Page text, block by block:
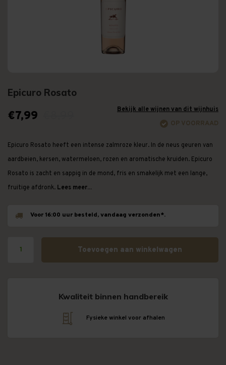
Epicuro Rosato
€7,99
Bekijk alle wijnen van dit wijnhuis
OP VOORRAAD
Epicuro Rosato heeft een intense zalmroze kleur. In de neus geuren van
aardbeien, kersen, watermeloen, rozen en aromatische kruiden. Epicuro
Rosato is zacht en sappig in de mond, fris en smakelijk met een lange,
fruitige afdronk. Lees meer...
Voor 16:00 uur besteld, vandaag verzonden*.
Toevoegen aan winkelwagen
Kwaliteit binnen handbereik
Fysieke winkel voor afhalen